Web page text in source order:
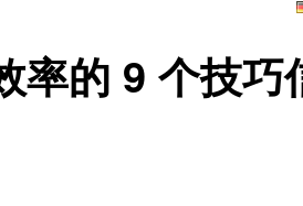
率的 9 个技巧